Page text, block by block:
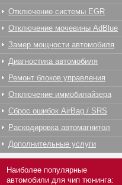
Отключение системы EGR
Отключение мочевины AdBlue
Замер мощности автомобиля
Диагностика автомобиля
Ремонт блоков управления
Отключение иммобилайзера
Сброс ошибок AirBag / SRS
Раскодировка автомагнитол
Дополнительные услуги
Наиболее популярные
автомобили для чип тюнинга: